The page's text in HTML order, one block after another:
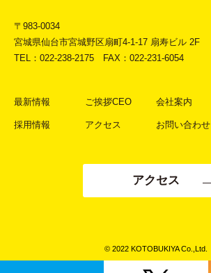
〒983-0034
宮城県仙台市宮城野区扇町4-1-17 扇寿ビル 2F
TEL：022-238-2175 FAX：022-231-6054
最新情報 ご挨拶CEO 会社案内
採用情報 アクセス お問い合わせ
アクセス
© 2022 KOTOBUKIYA Co.,Ltd.